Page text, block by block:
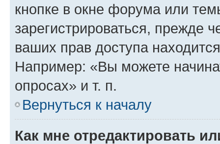
кнопке в окне форума или
зарегистрироваться, прежде
ваших прав доступа
Например: «Вы можете
опросах» и т. п.
Вернуться к началу
Как мне отредактировать